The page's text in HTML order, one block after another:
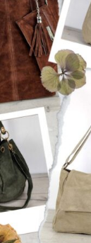
το φως
Με
ροκ, τον
σκηνής, οι
την κοινωνία,
αλήθεια.